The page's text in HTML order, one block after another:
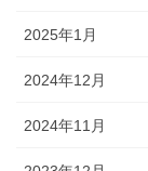
2025年1月
2024年12月
2024年11月